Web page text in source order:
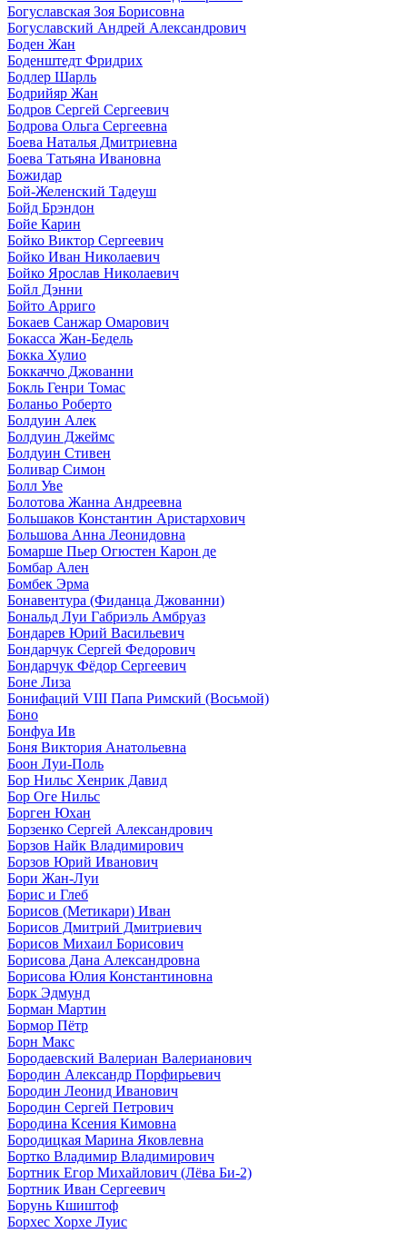
Богуславская Зоя Борисовна
Богуславский Андрей Александрович
Боден Жан
Боденштедт Фридрих
Бодлер Шарль
Бодрийяр Жан
Бодров Сергей Сергеевич
Бодрова Ольга Сергеевна
Боева Наталья Дмитриевна
Боева Татьяна Ивановна
Божидар
Бой-Желенский Тадеуш
Бойд Брэндон
Бойе Карин
Бойко Виктор Сергеевич
Бойко Иван Николаевич
Бойко Ярослав Николаевич
Бойл Дэнни
Бойто Арриго
Бокаев Санжар Омарович
Бокасса Жан-Бедель
Бокка Хулио
Боккаччо Джованни
Бокль Генри Томас
Боланьо Роберто
Болдуин Алек
Болдуин Джеймс
Болдуин Стивен
Боливар Симон
Болл Уве
Болотова Жанна Андреевна
Большаков Константин Аристархович
Большова Анна Леонидовна
Бомарше Пьер Огюстен Карон де
Бомбар Ален
Бомбек Эрма
Бонавентура (Фиданца Джованни)
Бональд Луи Габриэль Амбруаз
Бондарев Юрий Васильевич
Бондарчук Сергей Федорович
Бондарчук Фёдор Сергеевич
Боне Лиза
Бонифаций VIII Папа Римский (Восьмой)
Боно
Бонфуа Ив
Боня Виктория Анатольевна
Боон Луи-Поль
Бор Нильс Хенрик Давид
Бор Оге Нильс
Борген Юхан
Борзенко Сергей Александрович
Борзов Найк Владимирович
Борзов Юрий Иванович
Бори Жан-Луи
Борис и Глеб
Борисов (Метикари) Иван
Борисов Дмитрий Дмитриевич
Борисов Михаил Борисович
Борисова Дана Александровна
Борисова Юлия Константиновна
Борк Эдмунд
Борман Мартин
Бормор Пётр
Борн Макс
Бородаевский Валериан Валерианович
Бородин Александр Порфирьевич
Бородин Леонид Иванович
Бородин Сергей Петрович
Бородина Ксения Кимовна
Бородицкая Марина Яковлевна
Бортко Владимир Владимирович
Бортник Егор Михайлович (Лёва Би-2)
Бортник Иван Сергеевич
Борунь Кшиштоф
Борхес Хорхе Луис